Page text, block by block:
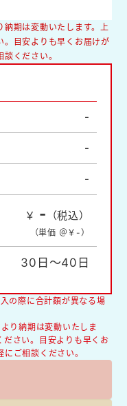
納期は変動いたします。上
。目安よりも早くお届けが
ください。
-
-
-
￥ - （税込）
（単価 ＠￥-）
30日～40日
の際に合計額が異なる場
り納期は変動いたしま
ださい。目安よりも早くお
ご相談ください。